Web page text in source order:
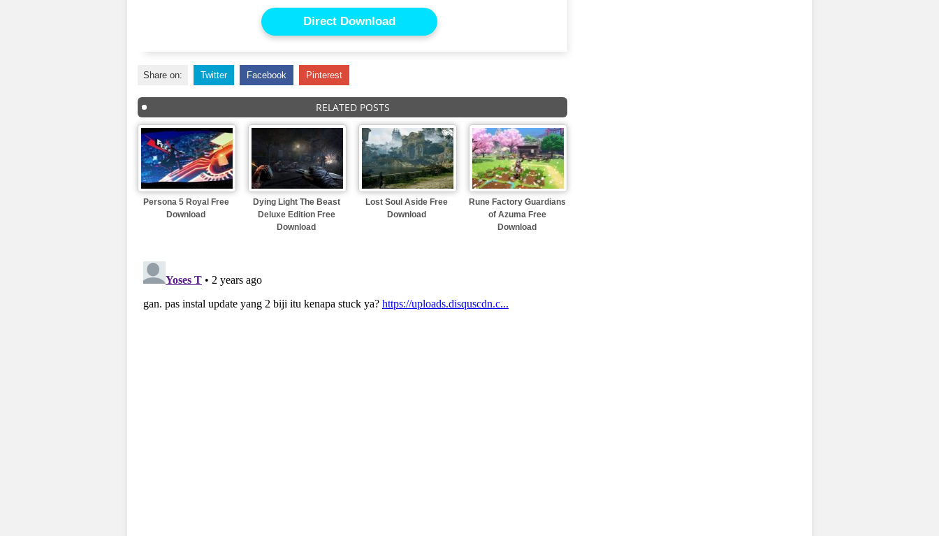
Direct Download
Share on: Twitter Facebook Pinterest
RELATED POSTS
Persona 5 Royal Free
Download
Dying Light The Beast
Deluxe Edition Free
Download
Lost Soul Aside Free
Download
Rune Factory Guardians
of Azuma Free
Download